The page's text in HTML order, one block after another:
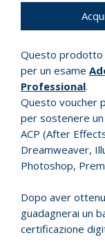
Questo prodotto
per un esame
Professional.
Questo voucher
per sostenere
ACP (After
Dreamweaver,
Photoshop,
Dopo aver
guadagnerai un
certificazione